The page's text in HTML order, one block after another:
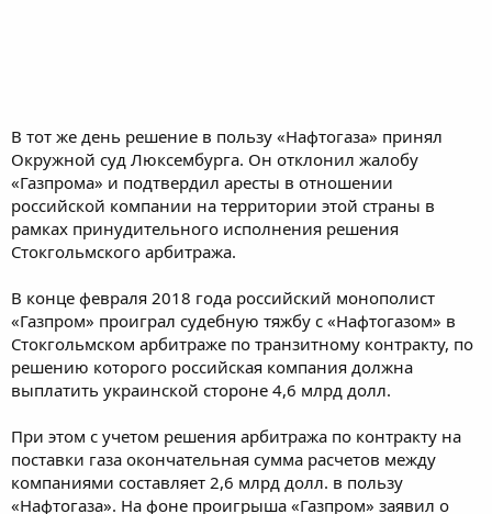
В тот же день решение в пользу «Нафтогаза» принял
Окружной суд Люксембурга. Он отклонил жалобу
«Газпрома» и подтвердил аресты в отношении
российской компании на территории этой страны в
рамках принудительного исполнения решения
Стокгольмского арбитража.
В конце февраля 2018 года российский монополист
«Газпром» проиграл судебную тяжбу с «Нафтогазом» в
Стокгольмском арбитраже по транзитному контракту, по
решению которого российская компания должна
выплатить украинской стороне 4,6 млрд долл.
При этом с учетом решения арбитража по контракту на
поставки газа окончательная сумма расчетов между
компаниями составляет 2,6 млрд долл. в пользу
«Нафтогаза». На фоне проигрыша «Газпром» заявил о